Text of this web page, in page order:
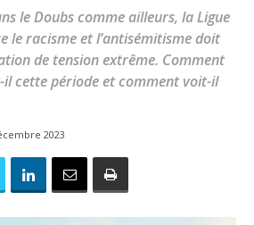
le Doubs comme ailleurs, la Ligue
le racisme et l’antisémitisme doit
de tension extrême. Comment
cette période et comment voit-il
2023